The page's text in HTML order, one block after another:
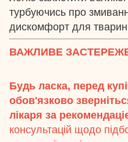
турбуючись про
дискомфорт для
ВАЖЛИВЕ
Будь ласка, перед
обов'язково
лікаря за
консультацій щодо